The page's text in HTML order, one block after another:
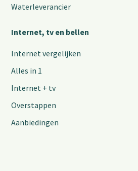
Waterleverancier
Internet, tv en bellen
Internet vergelijken
Alles in 1
Internet + tv
Overstappen
Aanbiedingen